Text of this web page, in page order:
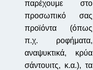
παρέχουμε στο
προσωπικό σας
προϊόντα (όπως
π.χ. ροφήματα,
αναψυκτικά, κρύα
σάντουιτς, κ.α.), τα